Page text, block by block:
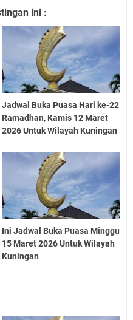
ini :
Jadwal Buka Puasa Hari ke-22
Ramadhan, Kamis 12 Maret
2026 Untuk Wilayah Kuningan
Ini Jadwal Buka Puasa Minggu
15 Maret 2026 Untuk Wilayah
Kuningan